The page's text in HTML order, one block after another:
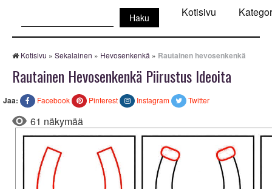
Kotisivu
Kotisivu » Sekalainen » Hevosenkenkä » Rautainen hevosenkenkä
Rautainen Hevosenkenkä Piirustus Ideoita
Jaa: Facebook Pinterest Instagram Twitter
61 näkymää